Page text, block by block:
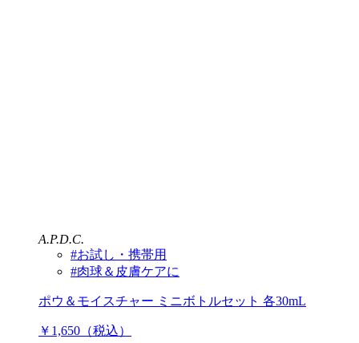
A.P.D.C.
#お試し・携帯用
#肉球＆皮膚ケアに
ポウ＆モイスチャー ミニボトルセット 各30mL
￥1,650（税込）